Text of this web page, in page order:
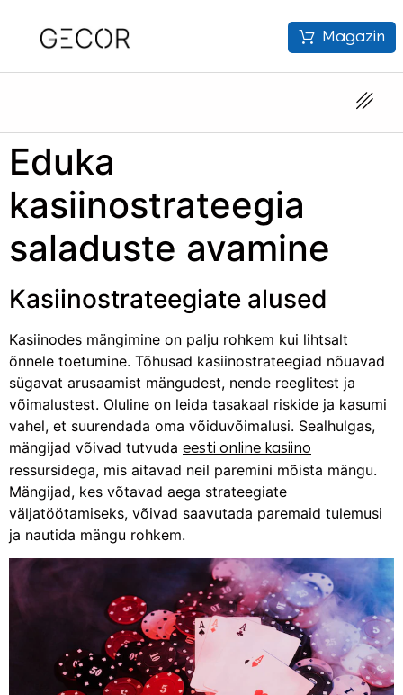
Magazin
Eduka
kasiinostrateegia
saladuste avamine
Kasiinostrateegiate alused
Kasiinodes mängimine on palju rohkem kui lihtsalt
õnnele toetumine. Tõhusad kasiinostrateegiad nõuavad
sügavat arusaamist mängudest, nende reeglitest ja
võimalustest. Oluline on leida tasakaal riskide ja kasumi
vahel, et suurendada oma võiduvõimalusi. Sealhulgas,
mängijad võivad tutvuda eesti online kasiino
ressursidega, mis aitavad neil paremini mõista mängu.
Mängijad, kes võtavad aega strateegiate
väljatöötamiseks, võivad saavutada paremaid tulemusi
ja nautida mängu rohkem.